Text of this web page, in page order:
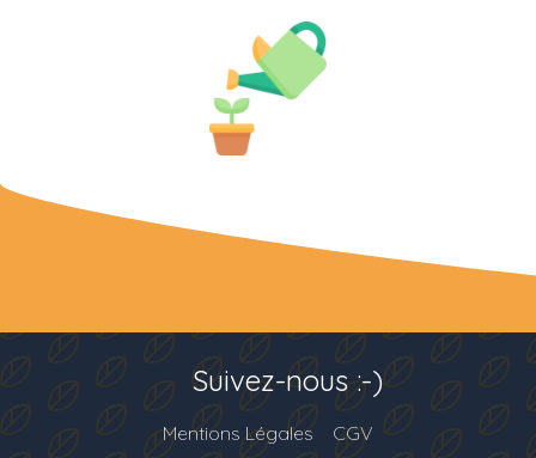
Mentions Légales CGV
Suivez-nous :-)